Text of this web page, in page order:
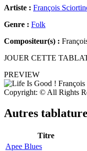
Artiste : François
Genre : Folk
Compositeur(s) :
JOUER CETTE
PREVIEW
Copyright: © All Rights
Autres
Titre
Apee Blues